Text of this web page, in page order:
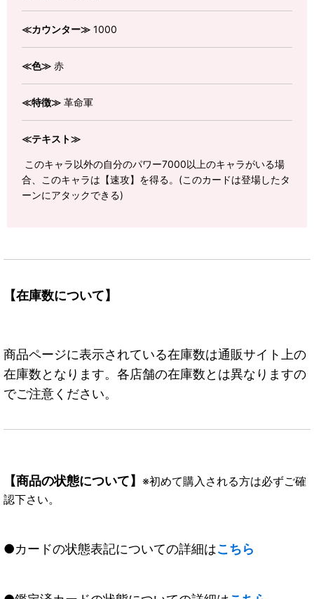
≪カウンター≫ 1000
≪色≫ 赤
≪特徴≫ 革命軍
≪テキスト≫
このキャラ以外の自分のパワー7000以上のキャラがいる場
合、このキャラは【速攻】を得る。(このカードは登場したタ
ーンにアタックできる)
【在庫数について】
商品ページに表示されている在庫数は通販サイト上の
在庫数となります。各店舗の在庫数とは異なりますの
でご注意ください。
【商品の状態について】 ※初めて購入される方は必ずご確
認下さい。
●カードの状態表記についての詳細はこちら